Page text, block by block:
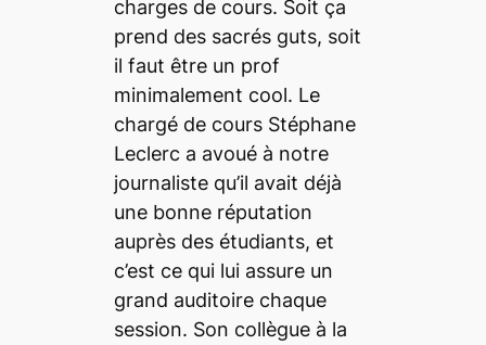
charges de cours. Soit ça
prend des sacrés guts, soit
il faut être un prof
minimalement cool. Le
chargé de cours Stéphane
Leclerc a avoué à notre
journaliste qu’il avait déjà
une bonne réputation
auprès des étudiants, et
c’est ce qui lui assure un
grand auditoire chaque
session. Son collègue à la